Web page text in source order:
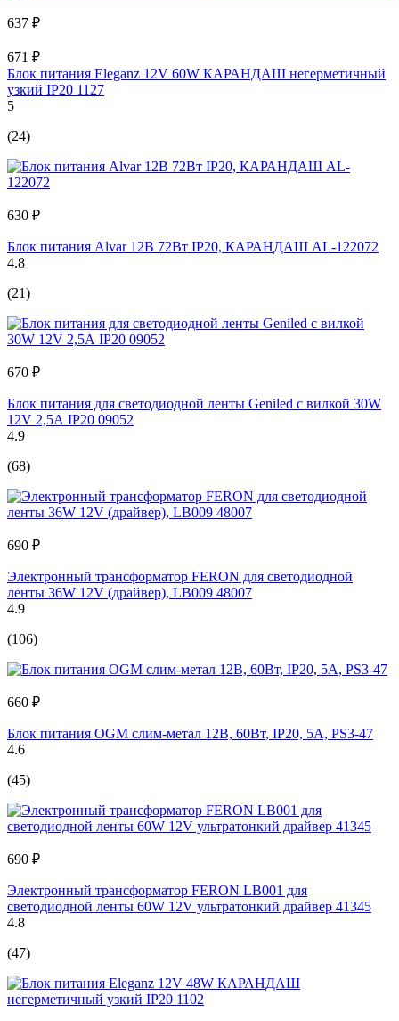
637 ₽
671 ₽
Блок питания Eleganz 12V 60W КАРАНДАШ негерметичный
узкий IP20 1127
5
(24)
630 ₽
Блок питания Alvar 12В 72Вт IP20, КАРАНДАШ AL-122072
4.8
(21)
670 ₽
Блок питания для светодиодной ленты Geniled с вилкой 30W
12V 2,5А IP20 09052
4.9
(68)
690 ₽
Электронный трансформатор FERON для светодиодной
ленты 36W 12V (драйвер), LB009 48007
4.9
(106)
660 ₽
Блок питания OGM слим-метал 12В, 60Вт, IP20, 5А, PS3-47
4.6
(45)
690 ₽
Электронный трансформатор FERON LB001 для
светодиодной ленты 60W 12V ультратонкий драйвер 41345
4.8
(47)